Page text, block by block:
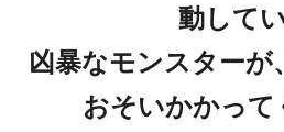
動して
凶暴なモンスターが
おそいかかって